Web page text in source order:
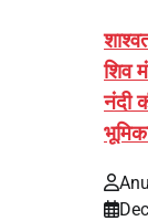
शिव
नंदी